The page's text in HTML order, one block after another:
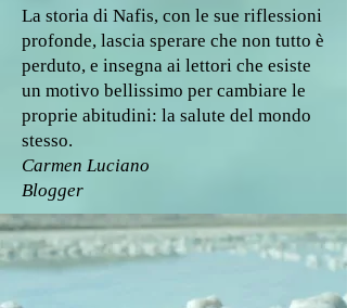
La storia di Nafis, con le sue riflessioni
profonde, lascia sperare che non tutto è
perduto, e insegna ai lettori che esiste
un motivo bellissimo per cambiare le
proprie abitudini: la salute del mondo
stesso.
Carmen Luciano
Blogger